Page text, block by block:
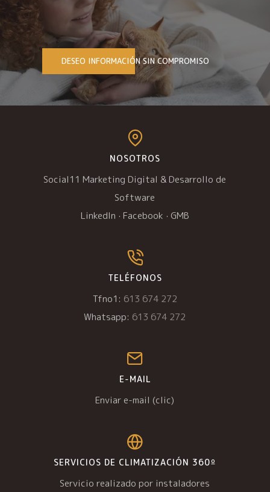
DESEO INFORMACIÓN SIN COMPROMISO
NOSOTROS
Social11 Marketing Digital & Desarrollo de
Software
LinkedIn · Facebook · GMB
TELÉFONOS
Tfno1: 613 674 272
Whatsapp: 613 674 272
E-MAIL
Enviar e-mail (clic)
SERVICIOS DE CLIMATIZACIÓN 360º
Servicio realizado por instaladores